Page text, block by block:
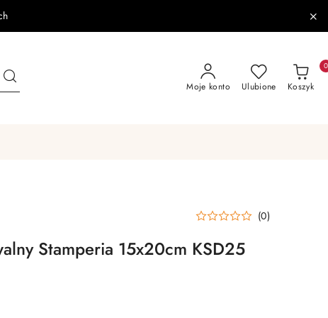
Moje konto Ulubione Koszyk
0
(0)
Stamperia 15x20cm KSD25